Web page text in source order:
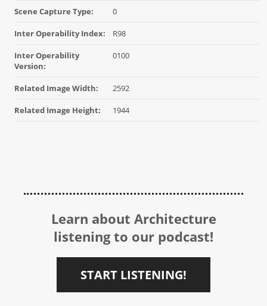
Scene Capture Type: 0
Inter Operability Index: R98
Inter Operability
Version:
0100
Related Image Width: 2592
Related Image Height: 1944
Learn about Architecture
listening to our podcast!
START LISTENING!